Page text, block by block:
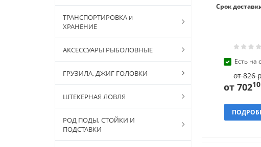
ТРАНСПОРТИРОВКА и
ХРАНЕНИЕ
АКСЕССУАРЫ РЫБОЛОВНЫЕ
ГРУЗИЛА, ДЖИГ-ГОЛОВКИ
ШТЕКЕРНАЯ ЛОВЛЯ
РОД ПОДЫ, СТОЙКИ И
ПОДСТАВКИ
Срок
Есть на
от 826
от 70210